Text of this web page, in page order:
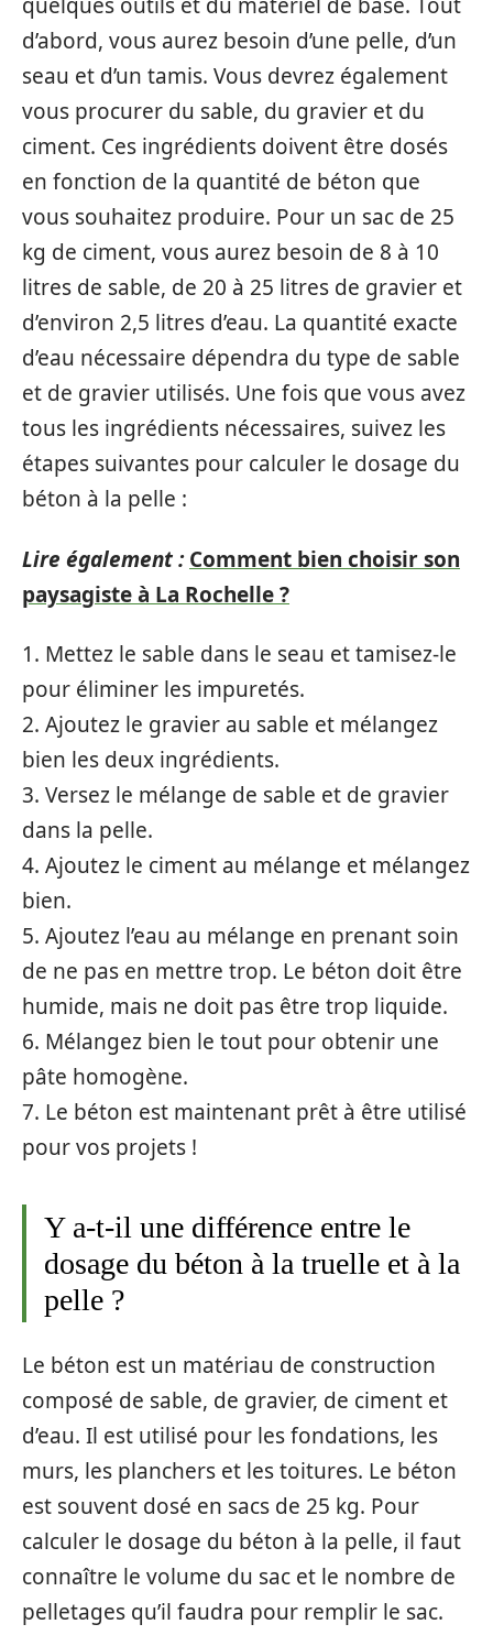
d’abord, vous aurez besoin d’une pelle, d’un
seau et d’un tamis. Vous devrez également
vous procurer du sable, du gravier et du
ciment. Ces ingrédients doivent être dosés
en fonction de la quantité de béton que
vous souhaitez produire. Pour un sac de 25
kg de ciment, vous aurez besoin de 8 à 10
litres de sable, de 20 à 25 litres de gravier et
d’environ 2,5 litres d’eau. La quantité exacte
d’eau nécessaire dépendra du type de sable
et de gravier utilisés. Une fois que vous avez
tous les ingrédients nécessaires, suivez les
étapes suivantes pour calculer le dosage du
béton à la pelle :
Lire également : Comment bien choisir son
paysagiste à La Rochelle ?
1. Mettez le sable dans le seau et tamisez-le
pour éliminer les impuretés.
2. Ajoutez le gravier au sable et mélangez
bien les deux ingrédients.
3. Versez le mélange de sable et de gravier
dans la pelle.
4. Ajoutez le ciment au mélange et mélangez
bien.
5. Ajoutez l’eau au mélange en prenant soin
de ne pas en mettre trop. Le béton doit être
humide, mais ne doit pas être trop liquide.
6. Mélangez bien le tout pour obtenir une
pâte homogène.
7. Le béton est maintenant prêt à être utilisé
pour vos projets !
Y a-t-il une différence entre le
dosage du béton à la truelle et à la
pelle ?
Le béton est un matériau de construction
composé de sable, de gravier, de ciment et
d’eau. Il est utilisé pour les fondations, les
murs, les planchers et les toitures. Le béton
est souvent dosé en sacs de 25 kg. Pour
calculer le dosage du béton à la pelle, il faut
connaître le volume du sac et le nombre de
pelletages qu’il faudra pour remplir le sac.